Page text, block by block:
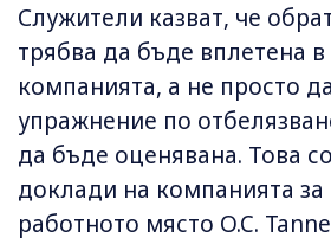
Служители казват, че
трябва да бъде вплетена в
компанията, а не просто
упражнение по
да бъде оценявана. Това
доклади на компанията за
работното място O.C.